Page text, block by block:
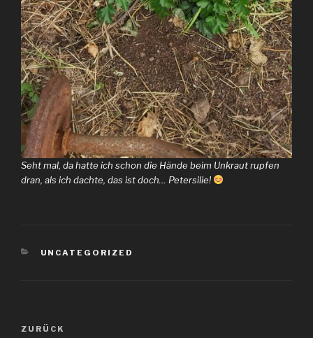
Seht mal, da hatte ich schon die Hände beim Unkraut rupfen
dran, als ich dachte, das ist doch… Petersilie!
KATEGORIEN
UNCATEGORIZED
Beitragsnavigation
Vorheriger
ZURÜCK